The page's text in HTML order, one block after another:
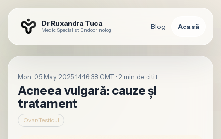
Dr Ruxandra Tuca
Medic Specialist Endocrinolog
Blog Acasă
Mon, 05 May 2025 14:16:38 GMT · 2 min de citit
Acneea vulgară: cauze și
tratament
Ovar/Testicul